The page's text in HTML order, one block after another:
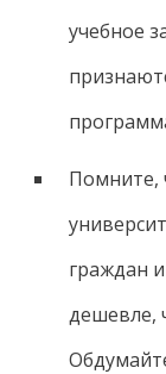
учебное
Помните,
граждан
дешевле,